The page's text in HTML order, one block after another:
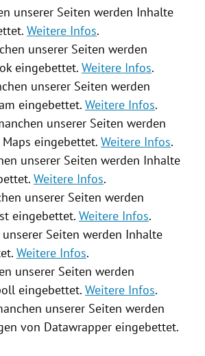
unserer Seiten werden Inhalte
Weitere Infos.
unserer Seiten werden
eingebettet. Weitere Infos.
unserer Seiten werden
eingebettet. Weitere Infos.
unserer Seiten werden
eingebettet. Weitere Infos.
unserer Seiten werden Inhalte
Weitere Infos.
unserer Seiten werden
eingebettet. Weitere Infos.
Seiten werden Inhalte
Weitere Infos.
unserer Seiten werden
eingebettet. Weitere Infos.
unserer Seiten werden
von Datawrapper eingebettet.